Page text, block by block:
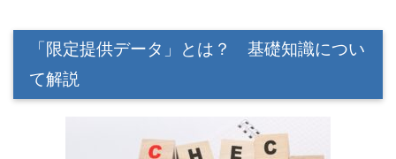
「限定提供データ」とは？ 基礎知識につい
て解説